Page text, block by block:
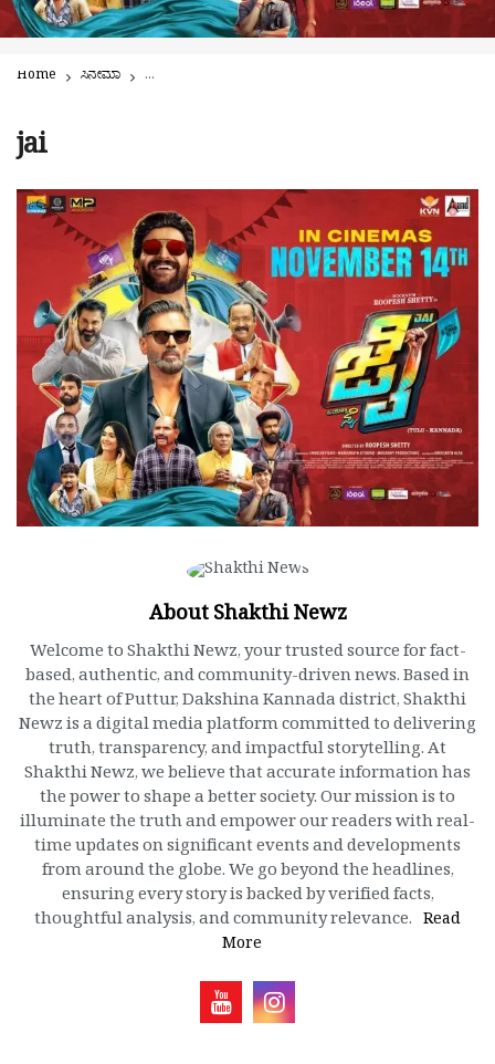
Home ಸಿನೇಮಾ ಒಂದು ಸೇತುವೆಯ ಕಥೆಗೆ `ಜೈ’ | ತುಳುವಿನ ಘನತೆ, ಗಂಭೀರತೆಗೆ ಕಲಶ
jai
About Shakthi Newz
Welcome to Shakthi Newz, your trusted source for fact-
based, authentic, and community-driven news. Based in
the heart of Puttur, Dakshina Kannada district, Shakthi
Newz is a digital media platform committed to delivering
truth, transparency, and impactful storytelling. At
Shakthi Newz, we believe that accurate information has
the power to shape a better society. Our mission is to
illuminate the truth and empower our readers with real-
time updates on significant events and developments
from around the globe. We go beyond the headlines,
ensuring every story is backed by verified facts,
thoughtful analysis, and community relevance. Read
More